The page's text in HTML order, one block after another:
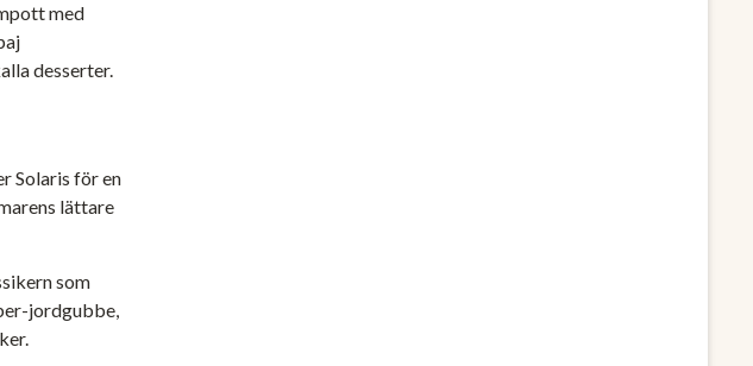
med
desserter.
Solaris för en
lättare
som
jordgubbe,